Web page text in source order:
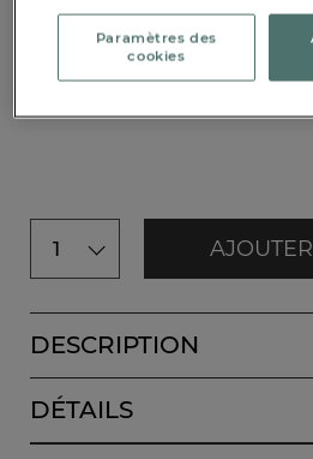
Taille unique
1
DESCRIPTION
DÉTAILS
Paramètres des
cookies